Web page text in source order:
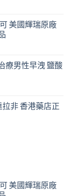
美國輝瑞原廠
療男性早洩 鹽酸
非 香港藥店正
美國輝瑞原廠